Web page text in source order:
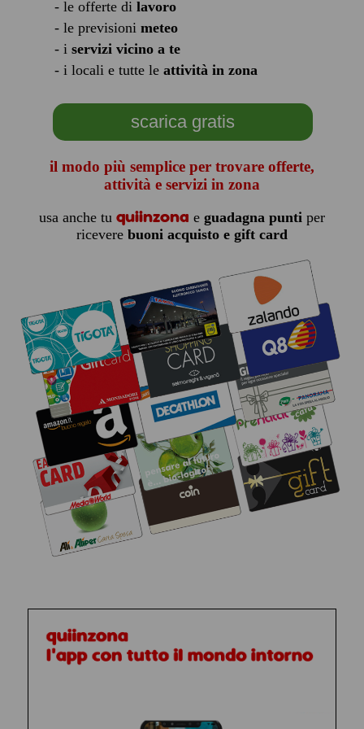
- le offerte di lavoro
- le previsioni meteo
- i servizi vicino a te
- i locali e tutte le attività in zona
scarica gratis
il modo più semplice per trovare offerte,
attività e servizi in zona
usa anche tu quiinzona e guadagna puntiper
ricevere buoni acquisto e gift card